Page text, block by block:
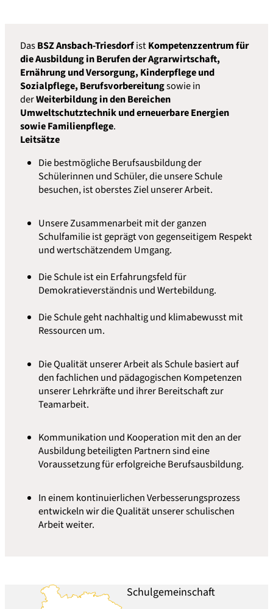
DasBSZ Ansbach-TriesdorfistKompetenzzentrum für
die Ausbildung in Berufen der Agrarwirtschaft,
Ernährung und Versorgung, Kinderpflege und
Sozialpflege, Berufsvorbereitungsowie in
derWeiterbildung in den Bereichen
Umweltschutztechnik und erneuerbare Energien
sowie Familienpflege.
Leitsätze
Die bestmögliche Berufsausbildung der
Schülerinnen und Schüler, die unsere Schule
besuchen, ist oberstes Ziel unserer Arbeit.
Unsere Zusammenarbeit mit der ganzen
Schulfamilie ist geprägt von gegenseitigem Respekt
und wertschätzendem Umgang.
Die Schule ist ein Erfahrungsfeld für
Demokratieverständnis und Wertebildung.
Die Schule geht nachhaltig und klimabewusst mit
Ressourcen um.
Die Qualität unserer Arbeit als Schule basiert auf
den fachlichen und pädagogischen Kompetenzen
unserer Lehrkräfte und ihrer Bereitschaft zur
Teamarbeit.
Kommunikation und Kooperation mit den an der
Ausbildung beteiligten Partnern sind eine
Voraussetzung für erfolgreiche Berufsausbildung.
In einem kontinuierlichen Verbesserungsprozess
entwickeln wir die Qualität unserer schulischen
Arbeit weiter.
Schulgemeinschaft